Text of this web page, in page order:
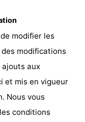
modifier les
modifications
ajouts aux
et mis en vigueur
Nous vous
conditions